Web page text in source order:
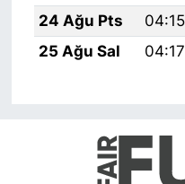
24 Ağu Pts
04:15
25 Ağu Sal
04:17